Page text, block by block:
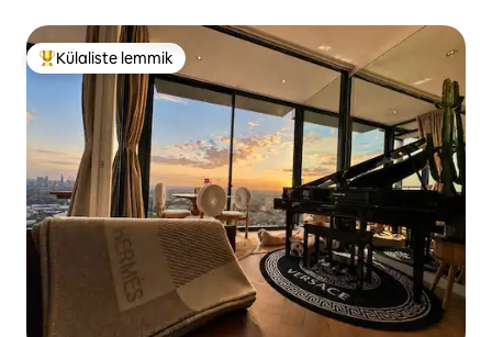
Külaliste suur lemmik
Külaliste lemmik